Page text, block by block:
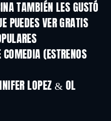
TAMBIÉN LES GUSTÓ
PUEDES VER GRATIS
(ESTRENOS
LOPEZ & OL